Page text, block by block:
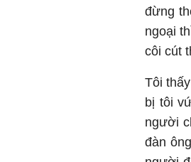
đừng
ngoại
côi cút
Tôi
bị tôi
người
đàn